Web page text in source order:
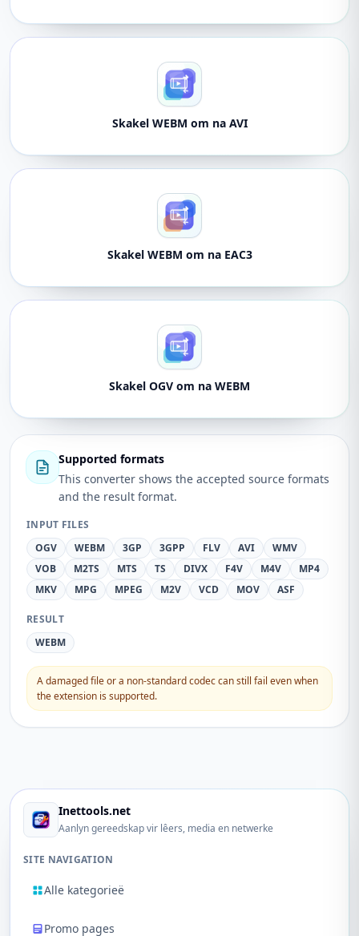
Skakel WEBM om na AVI
Skakel WEBM om na EAC3
Skakel OGV om na WEBM
Supported formats
This converter shows the accepted source formats
and the result format.
INPUT FILES
OGV
WEBM 3GP 3GPP FLV AVI
WMV
VOB
M2TS MTS TS DIVX F4V M4V
MP4
MKV
MPG MPEG M2V VCD MOV ASF
RESULT
WEBM
A damaged file or a non-standard codec can still fail even when
the extension is supported.
Inettools.net
Aanlyn gereedskap vir lêers, media en netwerke
SITE NAVIGATION
Alle kategorieë
Promo pages